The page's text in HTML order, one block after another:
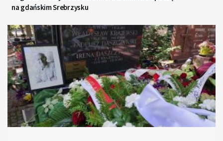
na gdańskim Srebrzysku